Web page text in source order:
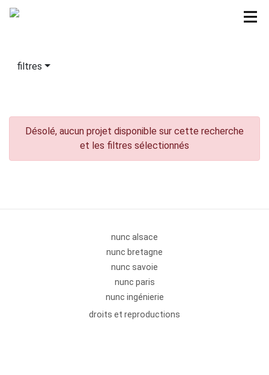
filtres
Désolé, aucun projet disponible sur cette recherche
et les filtres sélectionnés
nunc alsace
nunc bretagne
nunc savoie
nunc paris
nunc ingénierie
droits et reproductions